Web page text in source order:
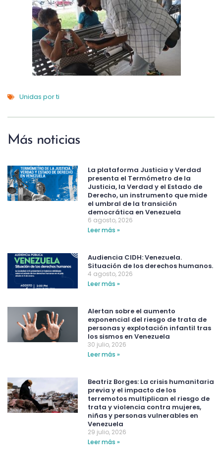
Unidas por ti
Más noticias
La plataforma Justicia y Verdad
presenta el Termómetro de la
Justicia, la Verdad y el Estado de
Derecho, un instrumento que mide
el umbral de la transición
democrática en Venezuela
6 agosto, 2026
Leer más »
Audiencia CIDH: Venezuela.
Situación de los derechos humanos.
4 agosto, 2026
Leer más »
Alertan sobre el aumento
exponencial del riesgo de trata de
personas y explotación infantil tras
los sismos en Venezuela
30 julio, 2026
Leer más »
Beatriz Borges: La crisis humanitaria
previa y el impacto de los
terremotos multiplican el riesgo de
trata y violencia contra mujeres,
niñas y personas vulnerables en
Venezuela
29 julio, 2026
Leer más »